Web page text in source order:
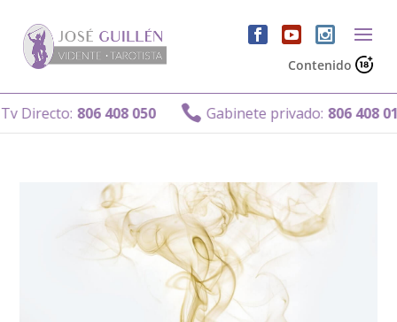
Contenido
Directo: 806 408 050  Gabinete privado: 806 408 011